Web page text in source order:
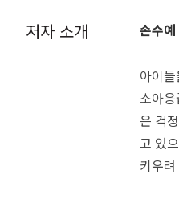
는 수
3~4개월
나는
우리
이 시
어떻
양육자
아이
이제
네 어
소아
박소영
저자 소개 손수예
아이
소아
은 걱
고 있
키우려